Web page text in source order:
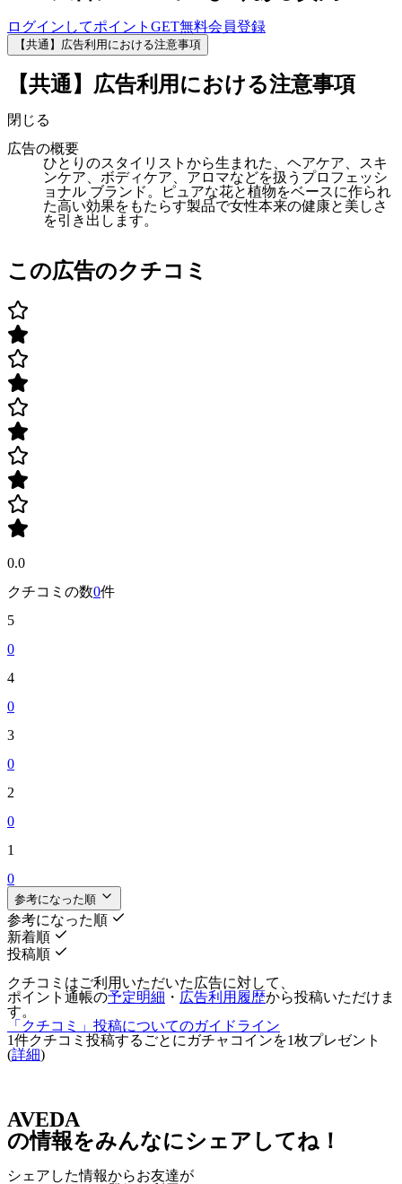
ログインしてポイントGET無料会員登録
【共通】広告利用における注意事項
【共通】広告利用における注意事項
閉じる
広告の概要
ひとりのスタイリストから生まれた、ヘアケア、スキ
ンケア、ボディケア、アロマなどを扱うプロフェッシ
ョナル ブランド。ピュアな花と植物をベースに作られ
た高い効果をもたらす製品で女性本来の健康と美しさ
を引き出します。
この広告のクチコミ
0.0
クチコミの数0件
5
0
4
0
3
0
2
0
1
0
参考になった順
参考になった順
新着順
投稿順
クチコミはご利用いただいた広告に対して、
ポイント通帳の予定明細 ・ 広告利用履歴から投稿いただけま
す。
「クチコミ」投稿についてのガイドライン
1件クチコミ投稿するごとに ガチャコインを1枚プレゼント
(詳細)
AVEDA
の情報をみんなにシェアしてね！
シェアした情報からお友達が